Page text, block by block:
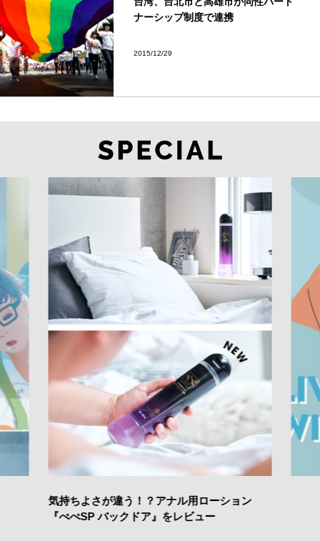
ナーシップ制度で連携
2015/12/29
気持ちよさが違う！？アナル用ローション
『ぺぺSP バックドア』をレビュー